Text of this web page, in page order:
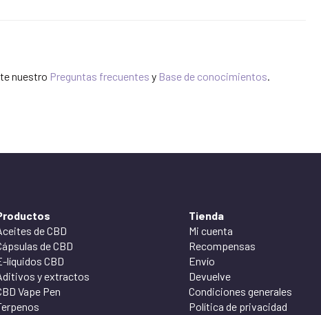
nuestro Preguntas frecuentes y Base de conocimientos.
de CBD
de CBD
líquidos CBD
y extractos
Vape Pen
Tienda
Mi cuenta
Recompensas
Envío
Devuelve
Condiciones generales
Política de privacidad